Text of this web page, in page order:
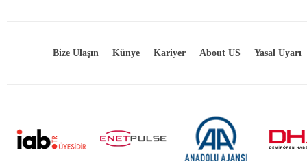
Bize Ulaşın Künye Kariyer About US Yasal Uyarı